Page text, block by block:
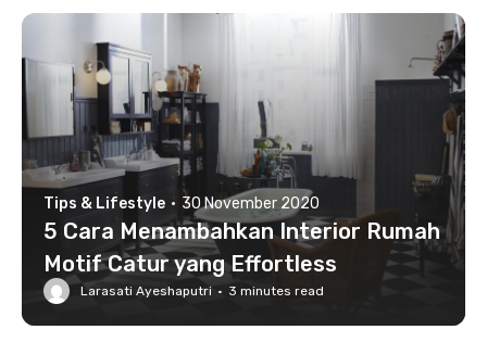
Tips & Lifestyle · 30 November 2020
5 Cara Menambahkan Interior Rumah
Motif Catur yang Effortless
Larasati Ayeshaputri · 3 minutes read